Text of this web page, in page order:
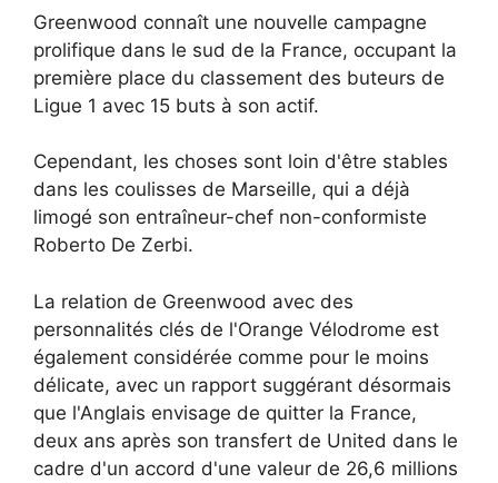
Greenwood connaît une nouvelle campagne
prolifique dans le sud de la France, occupant la
première place du classement des buteurs de
Ligue 1 avec 15 buts à son actif.
Cependant, les choses sont loin d'être stables
dans les coulisses de Marseille, qui a déjà
limogé son entraîneur-chef non-conformiste
Roberto De Zerbi.
La relation de Greenwood avec des
personnalités clés de l'Orange Vélodrome est
également considérée comme pour le moins
délicate, avec un rapport suggérant désormais
que l'Anglais envisage de quitter la France,
deux ans après son transfert de United dans le
cadre d'un accord d'une valeur de 26,6 millions